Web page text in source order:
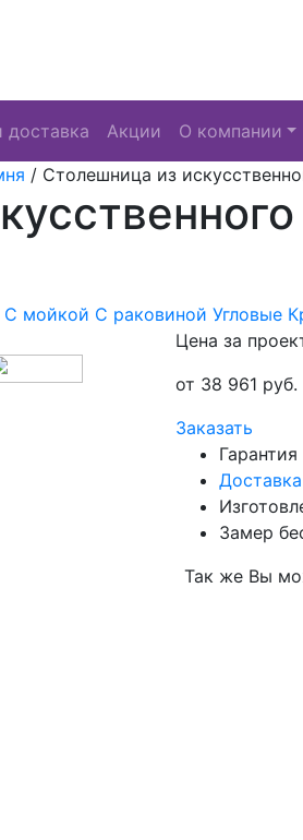
доставка Акции О компании
/ Столешница из
С мойкой С раковиной Угловые
Цена за
от 38 961 руб.
Заказать
Замер
Так же Вы